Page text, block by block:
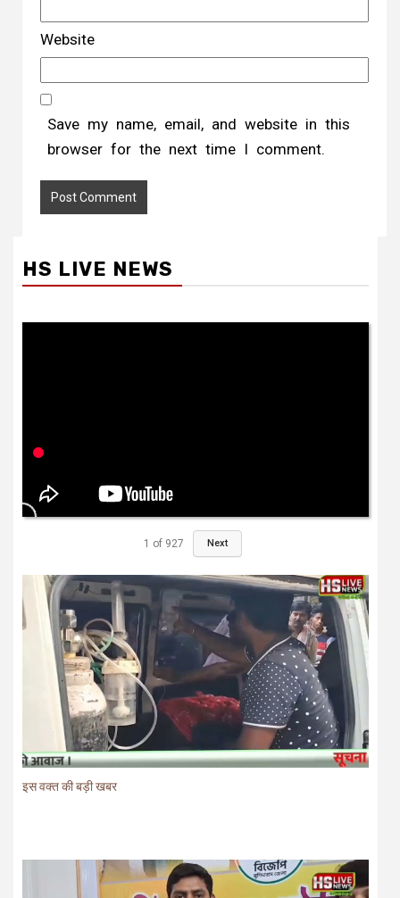
Website
Save my name, email, and website in this
browser for the next time I comment.
HS LIVE NEWS
1 of 927 Next
इस वक्त की बड़ी खबर